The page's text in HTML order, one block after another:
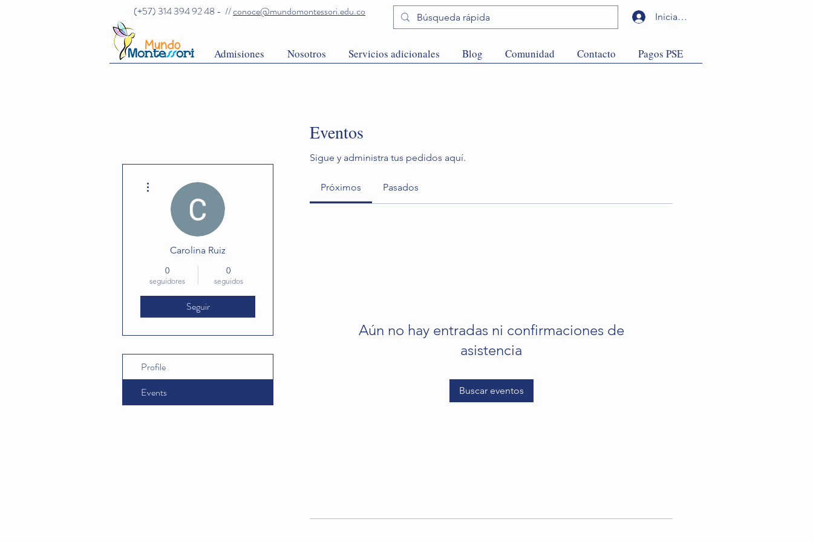
(+57) 314 394 92 48 - //conoce@mundomontessori.edu.co
Admisiones Nosotros Servicios adicionales Blog Comunidad Contacto Pagos PSE
Iniciar sesión
Eventos
Sigue y administra tus pedidos aquí.
Próximos Pasados
Aún no hay entradas ni confirmaciones de
asistencia
Buscar eventos
Carolina Ruiz
0
seguidores
0
seguidos
Seguir
Profile
Events